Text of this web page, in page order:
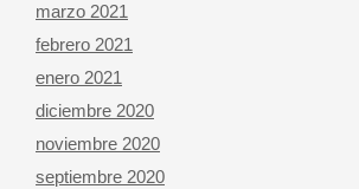
marzo 2021
febrero 2021
enero 2021
diciembre 2020
noviembre 2020
septiembre 2020